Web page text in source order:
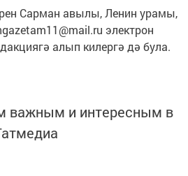
Сарман авылы, Ленин урамы,
электрон
алып килергә дә була.
важным и интересным в